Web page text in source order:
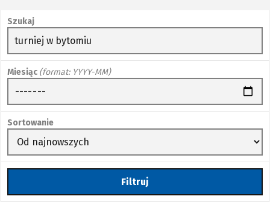
Szukaj
Miesiąc (format: YYYY-MM)
Sortowanie
Filtruj